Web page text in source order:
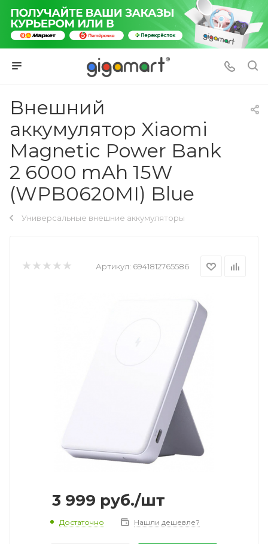
Внешний
аккумулятор Xiaomi
Magnetic Power Bank
2 6000 mAh 15W
(WPB0620MI) Blue
Универсальные внешние аккумуляторы
Артикул: 6941812765586
3 999 руб./шт
Достаточно Нашли дешевле?